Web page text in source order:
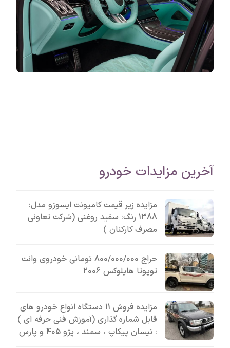
آخرین مزایدات خودرو
مزایده زیر قیمت کامیونت ایسوزو مدل:
1388 رنگ: سفید روغنی (شرکت تعاونی
مصرف کارکنان )
حراج 800/000/000 تومانی خودروی وانت
تویوتا هایلوکس 2006
مزایده فروش 11 دستگاه انواع خودرو های
قابل شماره گذاری (آموزش فنی حرفه ای )
: نیسان پیکاپ ، سمند ، پژو 405 و پارس